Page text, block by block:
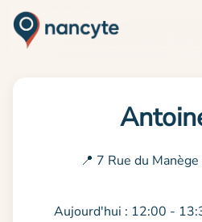
📍 7 Rue du
Aujourd'hui : 12:00 -